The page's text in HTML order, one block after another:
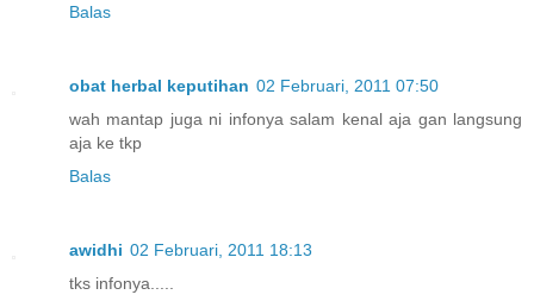
Balas
obat herbal keputihan 02 Februari, 2011 07:50
wah mantap juga ni infonya salam kenal aja gan langsung
aja ke tkp
Balas
awidhi 02 Februari, 2011 18:13
tks infonya.....